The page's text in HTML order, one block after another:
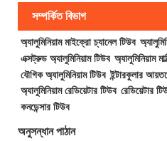
সম্পর্কিত বিভাগ
অ্যালুমিনিয়াম মাইক্রো চ্যানেল টিউব
এক্সট্রুড অ্যালুমিনিয়াম টিউব অ্যালুমিনিয়াম
যৌগিক অ্যালুমিনিয়াম টিউব ইন্টারকুলার
অ্যালুমিনিয়াম রেডিয়েটার টিউব রেডিয়েটার
কনডেন্সার টিউব
অনুসন্ধান পাঠান